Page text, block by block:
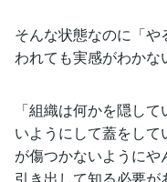
そんな状態なのに「
われても実感がわかな
「組織は何かを隠し
いようにして蓋をし
が傷つかないように
引き出して知る必要